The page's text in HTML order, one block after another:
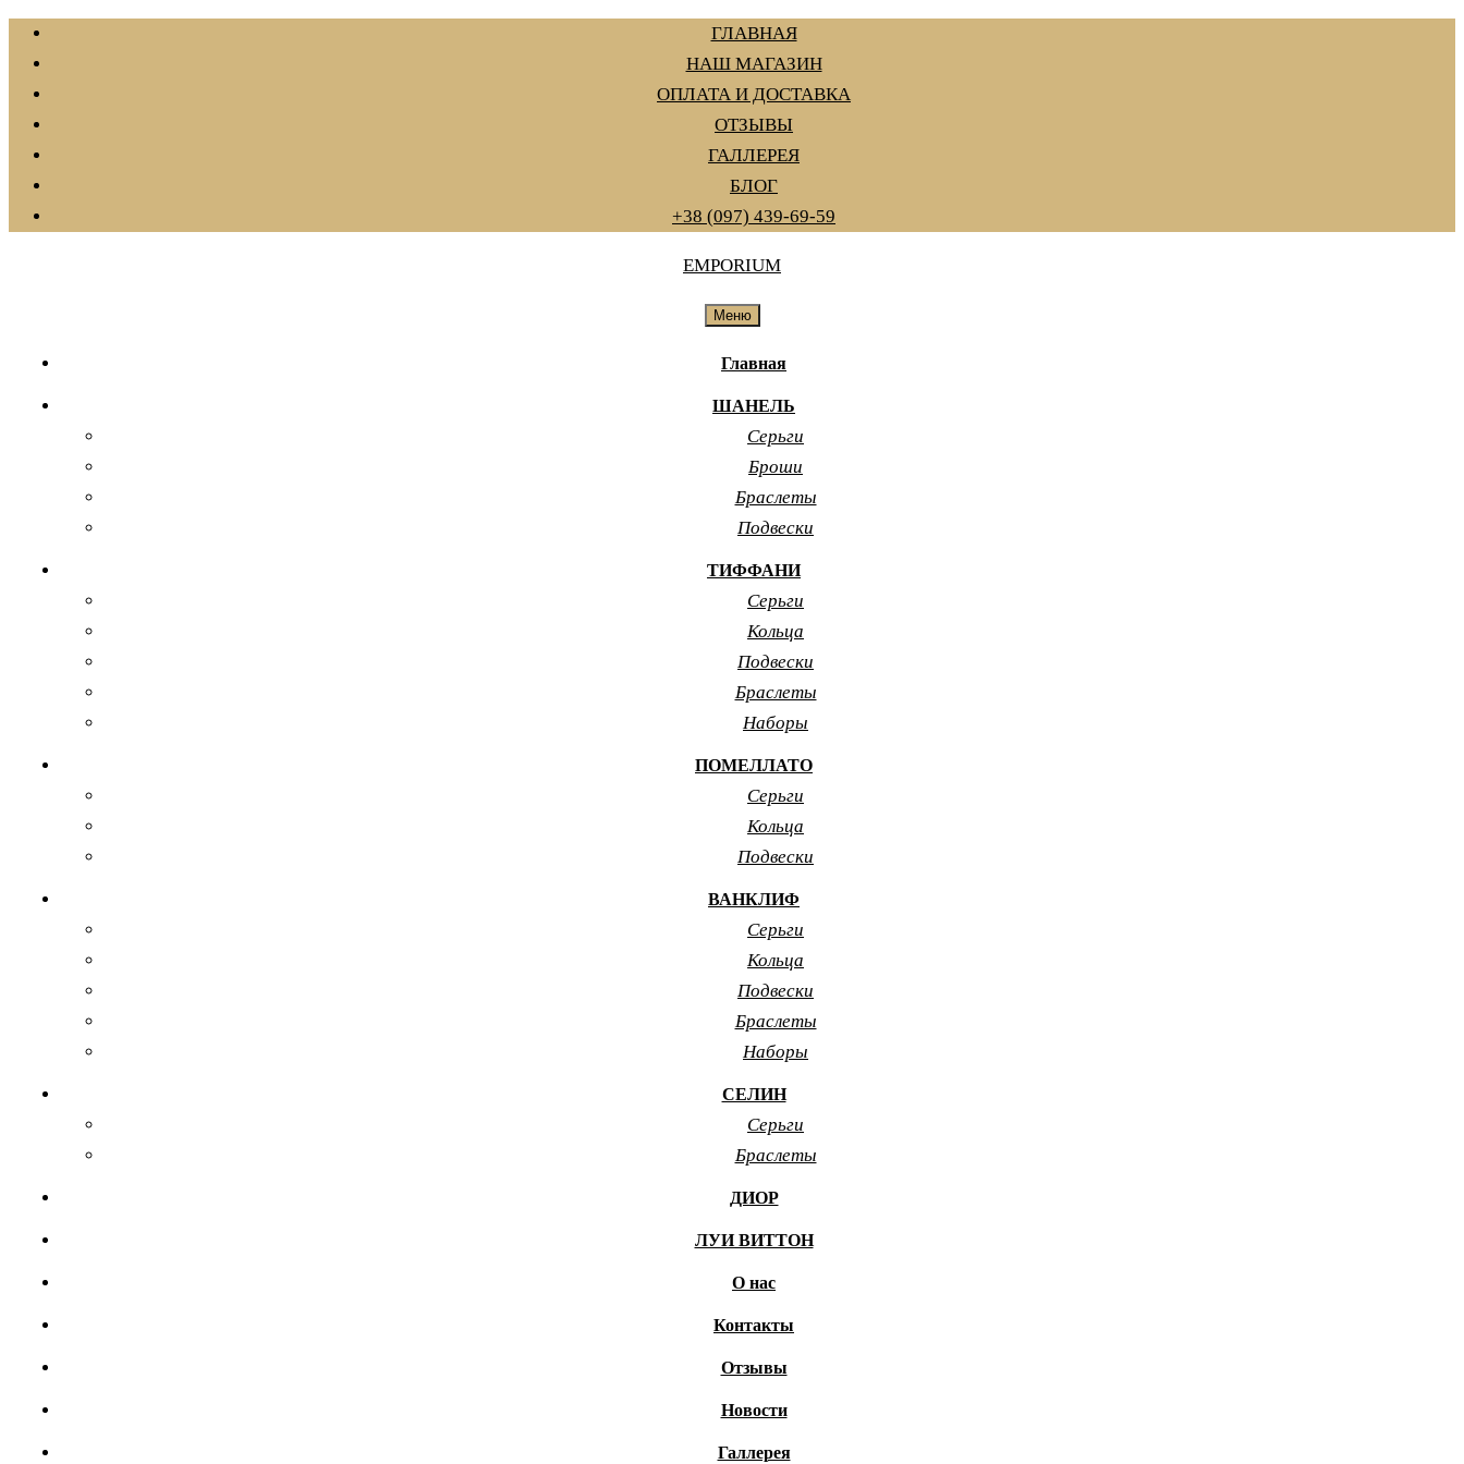
Перейти
к
содержанию
ГЛАВНАЯ
НАШ МАГАЗИН
ОПЛАТА И ДОСТАВКА
ОТЗЫВЫ
ГАЛЛЕРЕЯ
БЛОГ
+38 (097) 439-69-59
EMPORIUM
Меню
Главная
ШАНЕЛЬ
Серьги
Броши
Браслеты
Подвески
ТИФФАНИ
Серьги
Кольца
Подвески
Браслеты
Наборы
ПОМЕЛЛАТО
Серьги
Кольца
Подвески
ВАНКЛИФ
Серьги
Кольца
Подвески
Браслеты
Наборы
СЕЛИН
Серьги
Браслеты
ДИОР
ЛУИ ВИТТОН
О нас
Контакты
Отзывы
Новости
Галлерея